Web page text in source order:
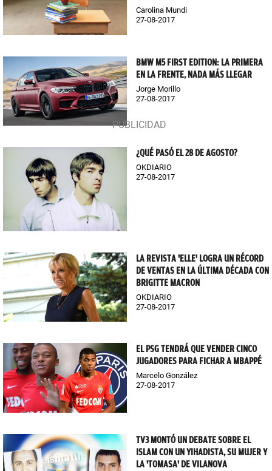
Carolina Mundi
27-08-2017
BMW M5 FIRST EDITION: LA PRIMERA
EN LA FRENTE, NADA MÁS LLEGAR
Jorge Morillo
27-08-2017
¿QUÉ PASÓ EL 28 DE AGOSTO?
OKDIARIO
27-08-2017
LA REVISTA 'ELLE' LOGRA UN RÉCORD
DE VENTAS EN LA ÚLTIMA DÉCADA CON
BRIGITTE MACRON
OKDIARIO
27-08-2017
EL PSG TENDRÁ QUE VENDER CINCO
JUGADORES PARA FICHAR A MBAPPÉ
Marcelo González
27-08-2017
TV3 MONTÓ UN DEBATE SOBRE EL
ISLAM CON UN YIHADISTA, SU MUJER Y
LA 'TOMASA' DE VILANOVA